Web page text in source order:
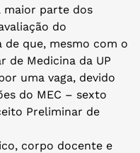
maior parte dos
do
que, mesmo com o
de Medicina da UP
uma vaga, devido
do MEC – sexto
Preliminar de
corpo docente e